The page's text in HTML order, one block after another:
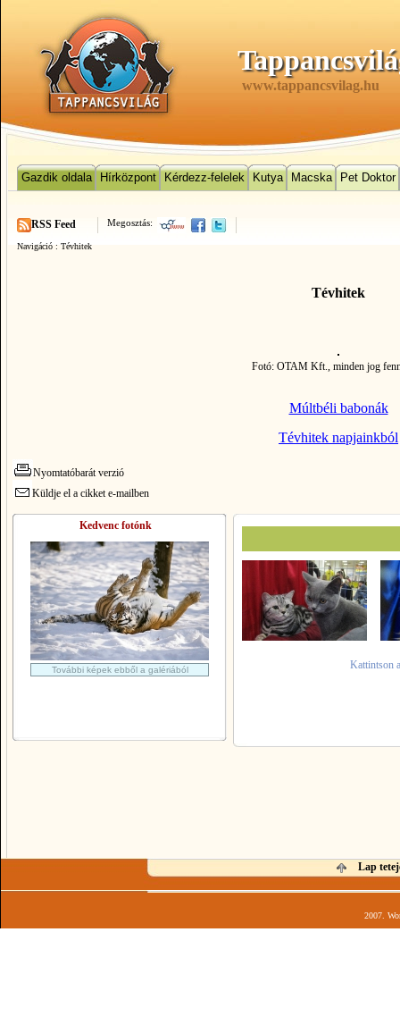
www.tappancsvilag.hu
Gazdik oldala Hírközpont Kérdezz-felelek Kutya Macska Pet Doktor
Megosztás:
RSS Feed
Navigáció : Tévhitek
Tévhitek
Fotó: OTAM Kft., minden jog
Múltbéli babonák
Tévhitek napjainkból
Nyomtatóbarát verzió
Küldje el a cikket e-mailben
Kedvenc fotónk
További képek ebből a galériából Kattintson
Lap
2007.